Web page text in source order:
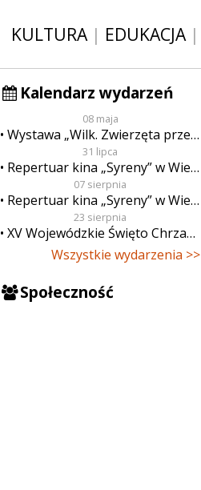
KULTURA| EDUKACJA|
Kalendarz wydarzeń
08 maja
Wystawa „Wilk. Zwierzęta przeklęte”
31 lipca
Repertuar kina „Syreny” w Wieluniu w dn. od 31 lipca do 6 sierpnia
07 sierpnia
Repertuar kina „Syreny” w Wieluniu w dn. od 7 do 13 sierpnia
23 sierpnia
XV Wojewódzkie Święto Chrzanu
Wszystkie wydarzenia >>
Społeczność